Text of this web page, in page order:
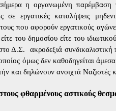
η οργανωμένη παρέμβαση
σε εργατικές καταλήψεις
που αφορούν εργατικούς
του δημοσίου είτε του
Δ.Σ.
ακροδεξιά
όμως δεν καθοδηγείται
και δηλώνουν ανοιχτά Ναζιστές
φθαρμένους αστικούς